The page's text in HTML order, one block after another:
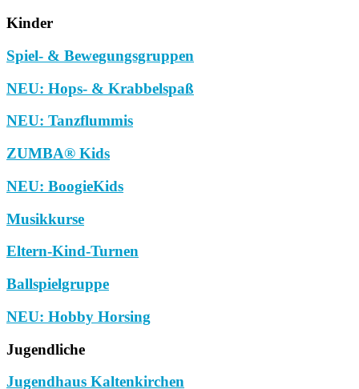
Kinder
Spiel- & Bewegungsgruppen
NEU: Hops- & Krabbelspaß
NEU: Tanzflummis
ZUMBA® Kids
NEU: BoogieKids
Musikkurse
Eltern-Kind-Turnen
Ballspielgruppe
NEU: Hobby Horsing
Jugendliche
Jugendhaus Kaltenkirchen